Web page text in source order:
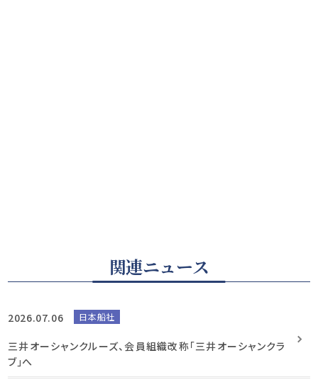
関連ニュース
2026.07.06 日本船社
三井オーシャンクルーズ、会員組織改称「三井オーシャンクラ
ブ」へ